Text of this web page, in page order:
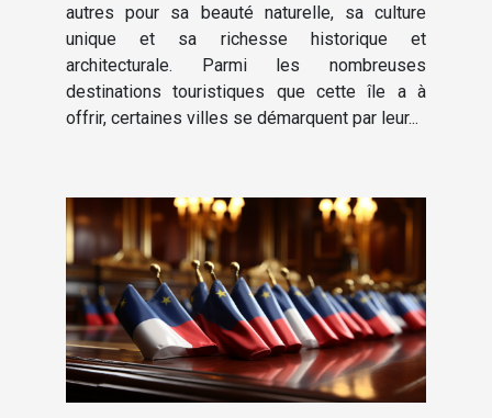
autres pour sa beauté naturelle, sa culture
unique et sa richesse historique et
architecturale. Parmi les nombreuses
destinations touristiques que cette île a à
offrir, certaines villes se démarquent par leur...